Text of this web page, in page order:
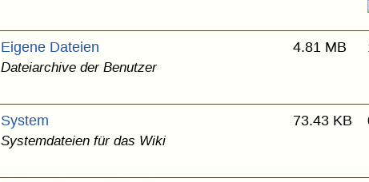
Eigene Dateien
Dateiarchive der Benutzer
4.81 MB
System
Systemdateien für das Wiki
73.43 KB